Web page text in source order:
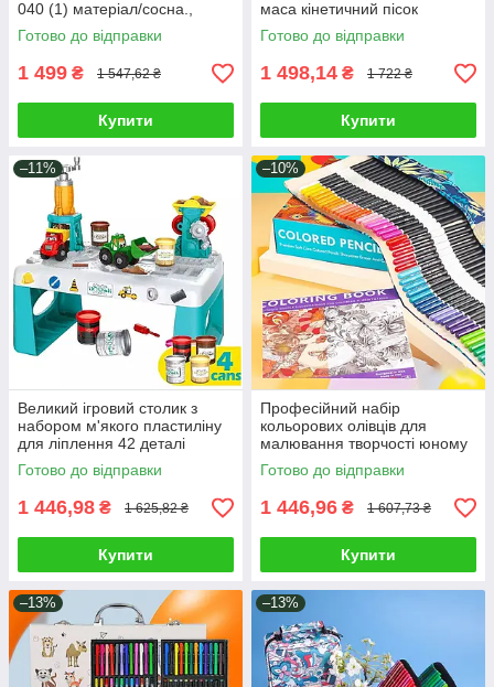
040 (1) матеріал/сосна.,
(Україна)
Готово до відправки
1 499 ₴ 1 547,62 ₴
Купити
маса кінетичний пісок
формочки штампи
вафельниця
Готово до відправки
1 498,14 ₴ 1 722 ₴
Купити
–11%
Великий ігровий столик з
набором м'якого пластиліну
для ліплення 42 деталі
машинки конструктор 4
кольори будівництво
Готово до відправки
1 446,98 ₴ 1 625,82 ₴
Купити
–10%
Професійний набір
кольорових олівців для
малювання творчості юному
художнику зі скетчбуком 76
предметів
Готово до відправки
1 446,96 ₴ 1 607,73 ₴
Купити
–13% –13%